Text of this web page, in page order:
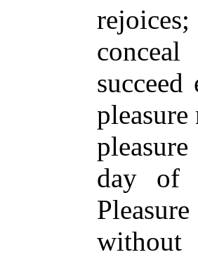
day of